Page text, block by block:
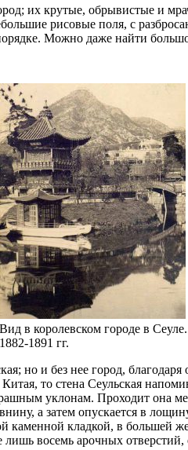
их крутые, обрывистые и
рисовые поля, с
Можно даже найти
Вид в королевском городе в Сеуле.
1882-1891 гг.
но и без нее город,
то стена Сеульская
уклонам. Проходит она
а затем опускается в
кладкой, в большей
восемь арочных